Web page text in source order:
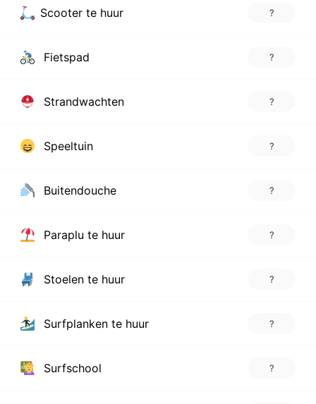
Scooter te huur ?
Fietspad ?
Strandwachten ?
Speeltuin ?
Buitendouche ?
Paraplu te huur ?
Stoelen te huur ?
Surfplanken te huur ?
Surfschool ?